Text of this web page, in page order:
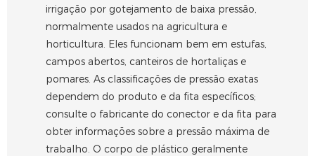
irrigação por gotejamento de baixa pressão,
normalmente usados ​​na agricultura e
horticultura. Eles funcionam bem em estufas,
campos abertos, canteiros de hortaliças e
pomares. As classificações de pressão exatas
dependem do produto e da fita específicos;
consulte o fabricante do conector e da fita para
obter informações sobre a pressão máxima de
trabalho. O corpo de plástico geralmente